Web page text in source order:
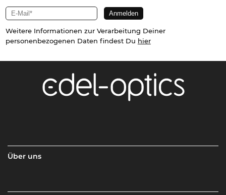
Weitere Informationen zur Verarbeitung Deiner
personenbezogenen Daten findest Du hier
Über uns